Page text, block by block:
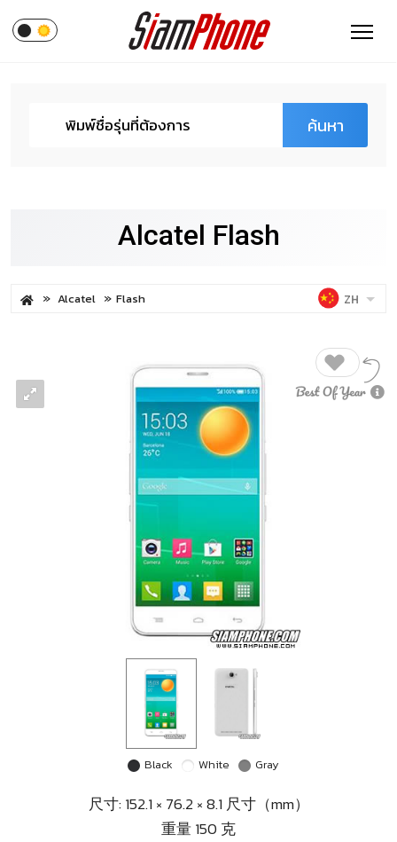
ค้นหา
Alcatel Flash
Alcatel Flash ZH
Black White Gray
尺寸: 152.1 × 76.2 × 8.1 尺寸（mm）
重量 150 克